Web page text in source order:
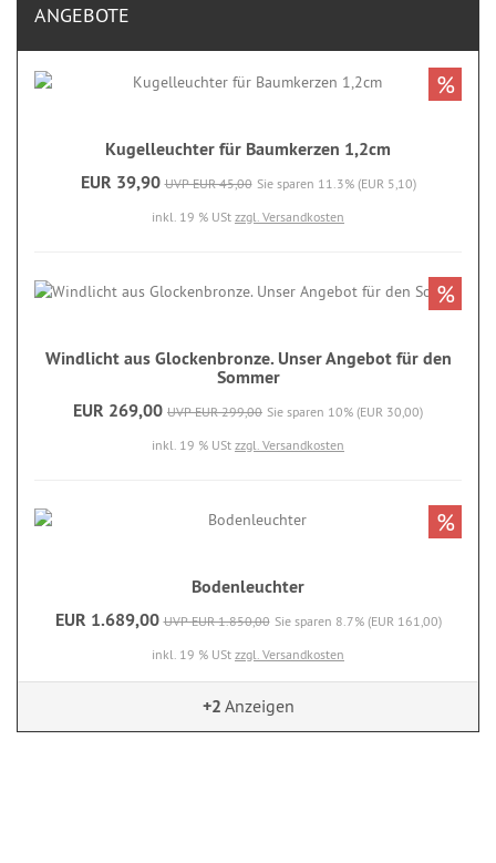
ANGEBOTE
Kugelleuchter für Baumkerzen 1,2cm
EUR 39,90 UVP EUR 45,00 Sie sparen 11.3% (EUR 5,10)
inkl. 19 % USt zzgl. Versandkosten
%
Windlicht aus Glockenbronze. Unser Angebot für den
Sommer
EUR 269,00 UVP EUR 299,00 Sie sparen 10% (EUR 30,00)
inkl. 19 % USt zzgl. Versandkosten
%
Bodenleuchter
EUR 1.689,00 UVP EUR 1.850,00 Sie sparen 8.7% (EUR 161,00)
inkl. 19 % USt zzgl. Versandkosten
%
+2 Anzeigen